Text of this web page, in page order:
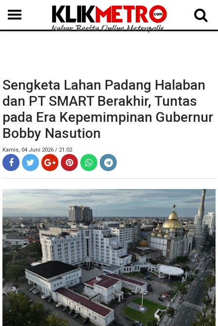
MEDAN LANGKAT DAIRI SAMOSIR TAPUT BATUBARA DELISERDANG
Sengketa Lahan Padang Halaban
dan PT SMART Berakhir, Tuntas
pada Era Kepemimpinan Gubernur
Bobby Nasution
Kamis, 04 Juni 2026 / 21.02